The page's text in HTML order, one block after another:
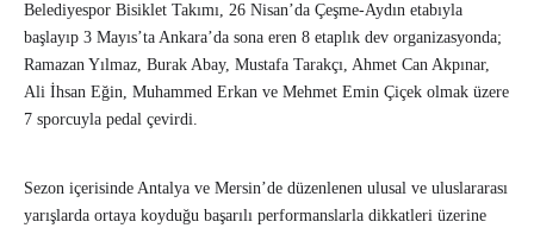
Belediyespor Bisiklet Takımı, 26 Nisan’da Çeşme-Aydın etabıyla
başlayıp 3 Mayıs’ta Ankara’da sona eren 8 etaplık dev organizasyonda;
Ramazan Yılmaz, Burak Abay, Mustafa Tarakçı, Ahmet Can Akpınar,
Ali İhsan Eğin, Muhammed Erkan ve Mehmet Emin Çiçek olmak üzere
7 sporcuyla pedal çevirdi.
Sezon içerisinde Antalya ve Mersin’de düzenlenen ulusal ve uluslararası
yarışlarda ortaya koyduğu başarılı performanslarla dikkatleri üzerine